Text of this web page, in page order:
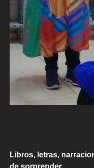
Libros, letras,